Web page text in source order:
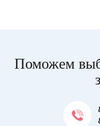
Поможем